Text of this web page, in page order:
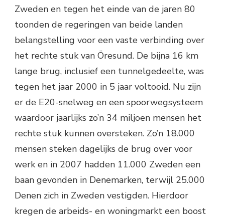
Zweden en tegen het einde van de jaren 80
toonden de regeringen van beide landen
belangstelling voor een vaste verbinding over
het rechte stuk van Öresund. De bijna 16 km
lange brug, inclusief een tunnelgedeelte, was
tegen het jaar 2000 in 5 jaar voltooid. Nu zijn
er de E20-snelweg en een spoorwegsysteem
waardoor jaarlijks zo’n 34 miljoen mensen het
rechte stuk kunnen oversteken. Zo’n 18.000
mensen steken dagelijks de brug over voor
werk en in 2007 hadden 11.000 Zweden een
baan gevonden in Denemarken, terwijl 25.000
Denen zich in Zweden vestigden. Hierdoor
kregen de arbeids- en woningmarkt een boost